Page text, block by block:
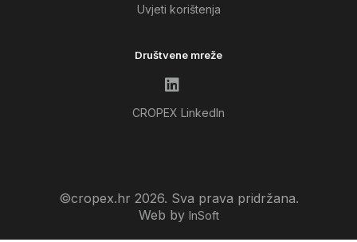
Uvjeti korištenja
Društvene mreže
CROPEX LinkedIn
©cropex.hr 2026. Sva prava pridržana.
Web by InSoft